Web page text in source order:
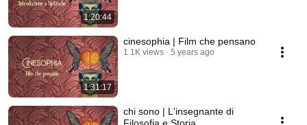
1:20:44
1:31:17
cinesophia | Film che pensano
1.1K views 5 years ago
chi sono | L'insegnante di